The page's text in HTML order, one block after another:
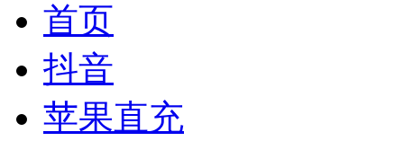
首页
抖音
苹果直充